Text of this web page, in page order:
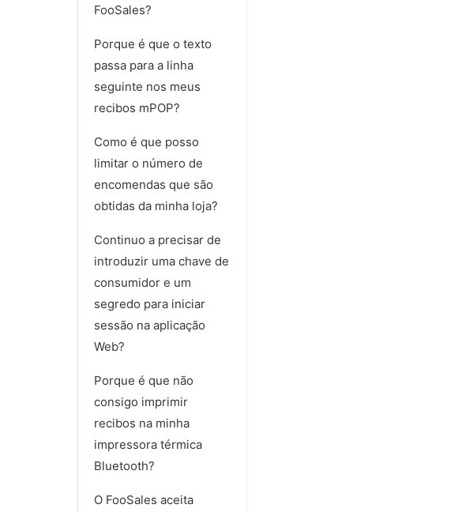
FooSales?
Porque é que o texto
passa para a linha
seguinte nos meus
recibos mPOP?
Como é que posso
limitar o número de
encomendas que são
obtidas da minha loja?
Continuo a precisar de
introduzir uma chave de
consumidor e um
segredo para iniciar
sessão na aplicação
Web?
Porque é que não
consigo imprimir
recibos na minha
impressora térmica
Bluetooth?
O FooSales aceita